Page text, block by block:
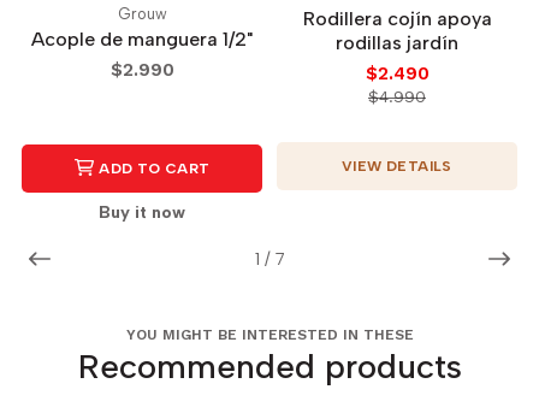
1 / 7
Grouw
Acople de manguera 1/2"
$2.990
ADD TO CART
Buy it now
Rodillera cojín apoya
rodillas jardín
$2.490
$4.990
VIEW DETAILS
YOU MIGHT BE INTERESTED IN THESE
Recommended products